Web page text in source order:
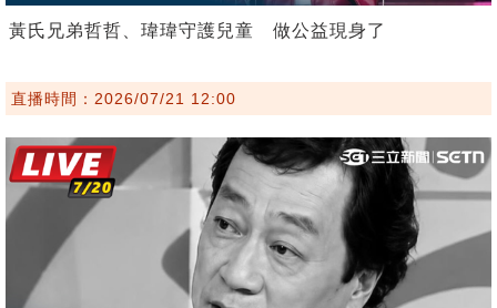
黃氏兄弟哲哲、瑋瑋守護兒童 做公益現身了
直播時間：2026/07/21 12:00